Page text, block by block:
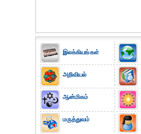
இலக்கியங்கள்
அறிவியல்
ஆன்மிகம்
மருத்துவம்